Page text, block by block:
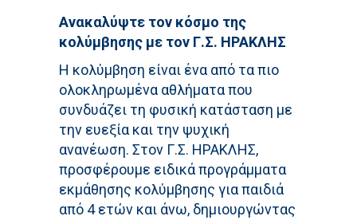
Ανακαλύψτε τον κόσμο της
κολύμβησης με τον Γ.Σ. ΗΡΑΚΛΗΣ
Η κολύμβηση είναι ένα από τα πιο
ολοκληρωμένα αθλήματα που
συνδυάζει τη φυσική κατάσταση με
την ευεξία και την ψυχική
ανανέωση. Στον Γ.Σ. ΗΡΑΚΛΗΣ,
προσφέρουμε ειδικά προγράμματα
εκμάθησης κολύμβησης για παιδιά
από 4 ετών και άνω, δημιουργώντας